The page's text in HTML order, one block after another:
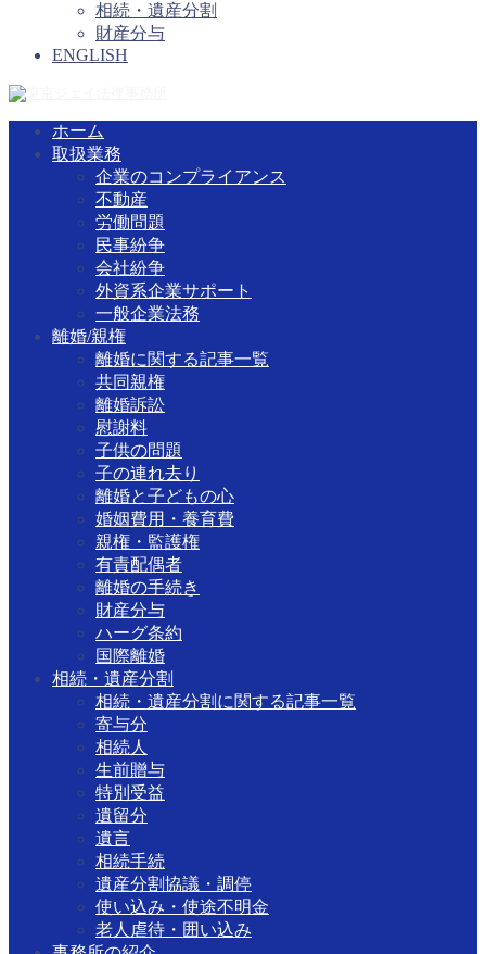
相続・遺産分割
財産分与
ENGLISH
ホーム
取扱業務
企業のコンプライアンス
不動産
労働問題
民事紛争
会社紛争
外資系企業サポート
一般企業法務
離婚/親権
離婚に関する記事一覧
共同親権
離婚訴訟
慰謝料
子供の問題
子の連れ去り
離婚と子どもの心
婚姻費用・養育費
親権・監護権
有責配偶者
離婚の手続き
財産分与
ハーグ条約
国際離婚
相続・遺産分割
相続・遺産分割に関する記事一覧
寄与分
相続人
生前贈与
特別受益
遺留分
遺言
相続手続
遺産分割協議・調停
使い込み・使途不明金
老人虐待・囲い込み